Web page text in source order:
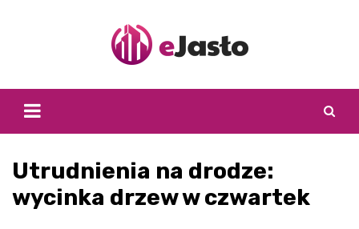
Utrudnienia na drodze:
wycinka drzew w czwartek